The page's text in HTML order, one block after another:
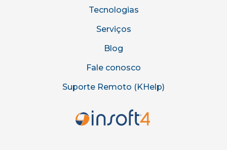
Tecnologias
Serviços
Blog
Fale conosco
Suporte Remoto (KHelp)